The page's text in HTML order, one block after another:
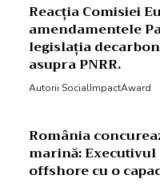
Reacția Comisiei
amendamentele
legislația
asupra PNRR.
Autorii SocialImpactAward
România
marină: Executivul
offshore cu o